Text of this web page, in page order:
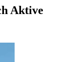
Aktive